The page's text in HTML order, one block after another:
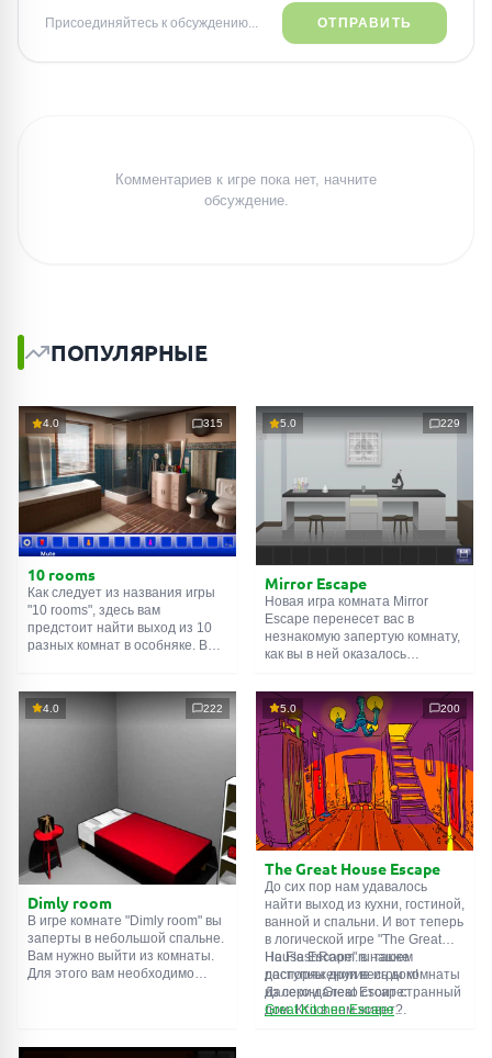
Присоединяйтесь к обсуждению... ОТПРАВИТЬ
Комментариев к игре пока нет, начните
обсуждение.
ПОПУЛЯРНЫЕ
4.0 315
10 rooms
Как следует из названия игры
"10 rooms", здесь вам
предстоит найти выход из 10
разных комнат в особняке. В
их, чтобы выйти. Выход из
одной комнаты является
5.0 229
Mirror Escape
Новая игра комната Mirror
Escape перенесет вас в
незнакомую запертую комнату,
как вы в ней оказалось
смекалки попробуйте решить
все, приготовленные авторами
для вас, головоломки и найти
выход на свободу.
Внимательно осмотрите
помещение, возможно вы
сможете найти какие-нибудь
подсказки. Желаем удачи!
4.0 222
Dimly room
В игре комнате "Dimly room" вы
заперты в небольшой спальне.
Вам нужно выйти из комнаты.
Для этого вам необходимо
5.0 200
The Great House Escape
До сих пор нам удавалось
найти выход из кухни, гостиной,
ванной и спальни. И вот теперь
в логической игре "The Great
House Escape" в нашем
распоряжении весь дом!
Далеко-далеко стоит странный
дом. Кто в нем живет?
На FlashRoom.ru также
доступны другие игры комнаты
из серии Great Escape:
Great Kitchen Escape